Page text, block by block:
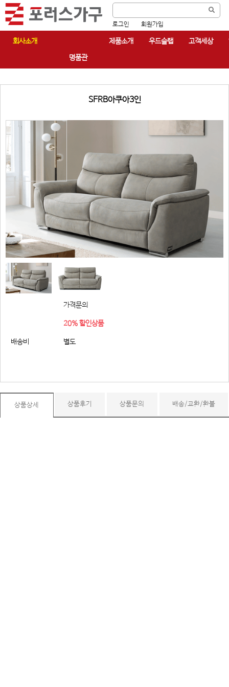
로그인 회원가입
회사소개 제품소개 우드슬랩 고객세상
명품관
SFRB아쿠아3인
가격문의
20% 할인상품
배송비 별도
상품상세 상품후기 상품문의 배송/교환/환불